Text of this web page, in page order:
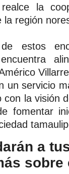
la
la región
estos
un servicio
la visión
fomentar
a
sobre